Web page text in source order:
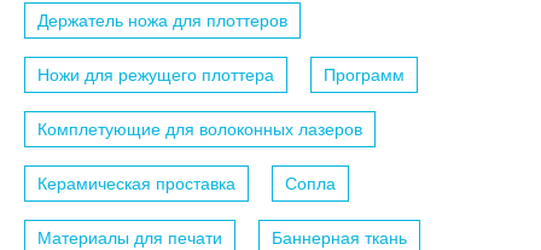
Держатель ножа для плоттеров
Ножи для режущего плоттера Программ
Комплетующие для волоконных лазеров
Керамическая проставка Сопла
Материалы для печати Баннерная ткань